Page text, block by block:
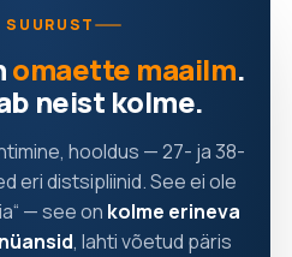
SUURUST
omaette maailm.
neist kolme.
hooldus — 27- ja 38-
eri distsipliinid. See ei ole
— see on kolme erineva
, lahti võetud päris